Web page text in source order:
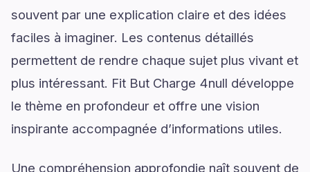
souvent par une explication claire et des idées
faciles à imaginer. Les contenus détaillés
permettent de rendre chaque sujet plus vivant et
plus intéressant. Fit But Charge 4null développe
le thème en profondeur et offre une vision
inspirante accompagnée d’informations utiles.
Une compréhension approfondie naît souvent de